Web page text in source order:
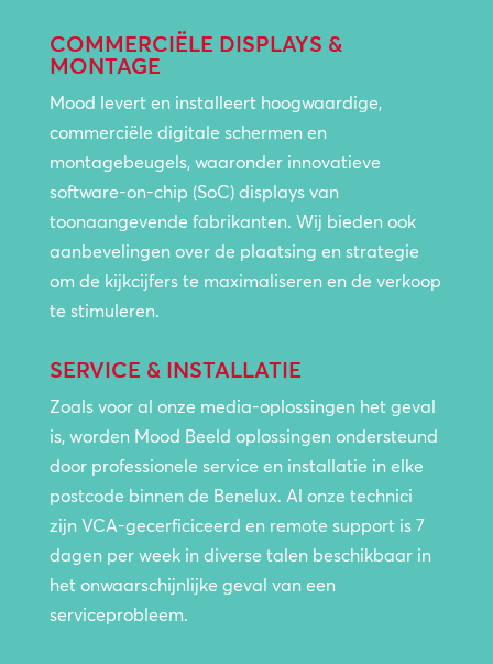
COMMERCIËLE DISPLAYS &
MONTAGE
Mood levert en installeert hoogwaardige,
commerciële digitale schermen en
montagebeugels, waaronder innovatieve
software-on-chip (SoC) displays van
toonaangevende fabrikanten. Wij bieden ook
aanbevelingen over de plaatsing en strategie
om de kijkcijfers te maximaliseren en de verkoop
te stimuleren.
SERVICE & INSTALLATIE
Zoals voor al onze media-oplossingen het geval
is, worden Mood Beeld oplossingen ondersteund
door professionele service en installatie in elke
postcode binnen de Benelux. Al onze technici
zijn VCA-gecerficiceerd en remote support is 7
dagen per week in diverse talen beschikbaar in
het onwaarschijnlijke geval van een
serviceprobleem.